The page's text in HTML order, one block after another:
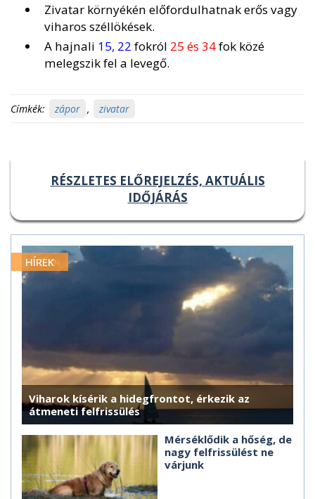
Zivatar környékén előfordulhatnak erős vagy
viharos széllökések.
A hajnali 15, 22 fokról 25 és 34fok közé
melegszik fel a levegő.
Címkék: zápor , zivatar
RÉSZLETES ELŐREJELZÉS, AKTUÁLIS
IDŐJÁRÁS
HÍREK
Viharok kísérik a hidegfrontot, érkezik az
átmeneti felfrissülés
Mérséklődik a hőség, de
nagy felfrissülést ne
várjunk